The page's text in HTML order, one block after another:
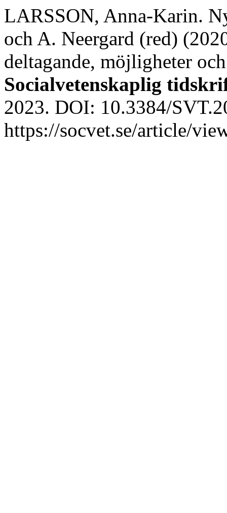
LARSSON, Anna-Karin.
och A. Neergard (red)
deltagande, möjligheter
Socialvetenskaplig
2023. DOI: 10.3384/
https://socvet.se/article/